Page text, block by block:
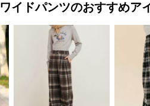
ワイドパンツのおすすめア